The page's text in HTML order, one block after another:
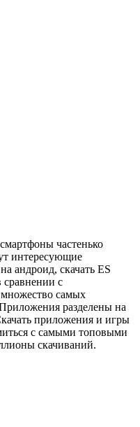
частенько
интересующие
андроид, скачать ES
с
самых
разделены на
приложения и игры
с самыми топовыми
скачиваний.